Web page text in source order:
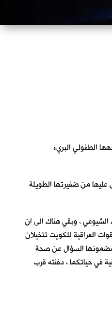
الطفولي البريء
عليها من ضفيرتها الطويلة
الشيوعي ، وبقي هناك الى ان
العراقية للكويت تتخيلان
مضمونها السؤال عن صحة
في حياتكما ، دفنته قرب